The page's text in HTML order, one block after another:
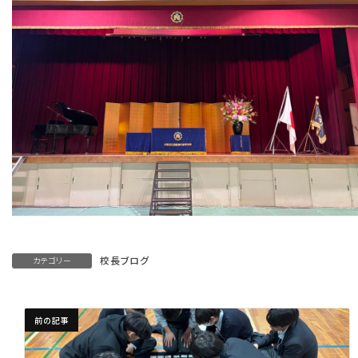
カテゴリー 校長ブログ
前の記事